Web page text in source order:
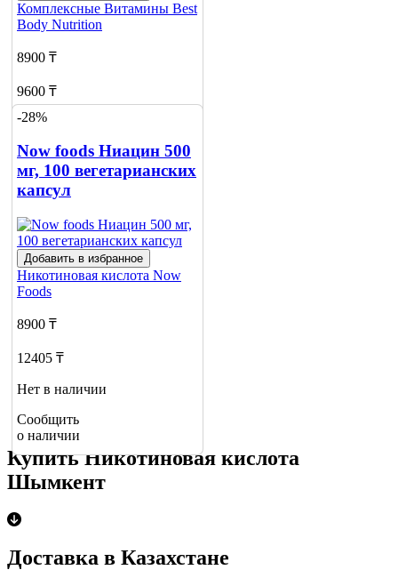
Комплексные Витамины Best
Body Nutrition
8900 ₸
9600 ₸
Нет в наличии
Сообщить
о наличии
-28%
Now foods Ниацин 500
мг, 100 вегетарианских
капсул
Добавить в избранное
Никотиновая кислота Now
Foods
8900 ₸
12405 ₸
Нет в наличии
Сообщить
о наличии
Купить Никотиновая кислота
Шымкент
Доставка в Казахстане